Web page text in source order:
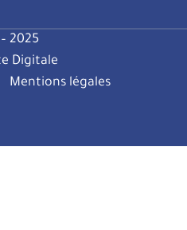
2025
Digitale
Mentions légales